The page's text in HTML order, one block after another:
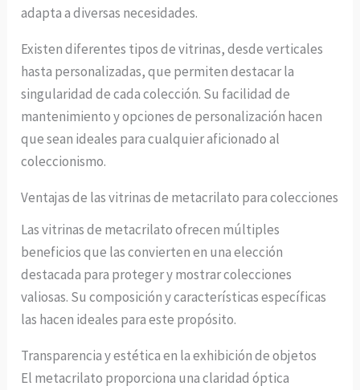
adapta a diversas necesidades.
Existen diferentes tipos de vitrinas, desde verticales
hasta personalizadas, que permiten destacar la
singularidad de cada colección. Su facilidad de
mantenimiento y opciones de personalización hacen
que sean ideales para cualquier aficionado al
coleccionismo.
Ventajas de las vitrinas de metacrilato para colecciones
Las vitrinas de metacrilato ofrecen múltiples
beneficios que las convierten en una elección
destacada para proteger y mostrar colecciones
valiosas. Su composición y características específicas
las hacen ideales para este propósito.
Transparencia y estética en la exhibición de objetos
El metacrilato proporciona una claridad óptica